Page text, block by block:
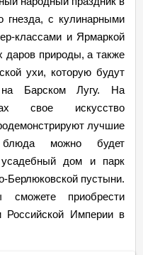
гнезда, с кулинарными
классами и Ярмаркой
даров природы, а также
ухи, которую будут
Барском Лугу. На
свое искусство
лучшие
блюда можно будет
дом и парк
Берлюковской пустыни.
приобрести
Империи в